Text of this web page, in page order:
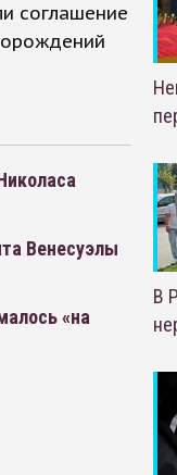
соглашение
Венесуэлы
«на
В